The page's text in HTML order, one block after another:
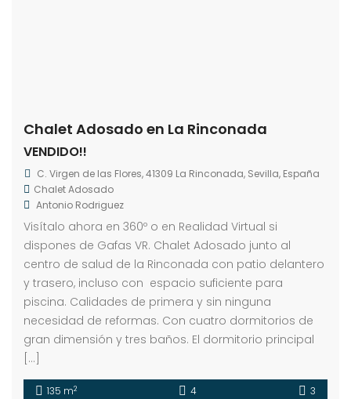
Chalet Adosado en La Rinconada
VENDIDO!!
C. Virgen de las Flores, 41309 La Rinconada, Sevilla, España
Chalet Adosado
Antonio Rodriguez
Visítalo ahora en 360º o en Realidad Virtual si
dispones de Gafas VR. Chalet Adosado junto al
centro de salud de la Rinconada con patio delantero
y trasero, incluso con espacio suficiente para
piscina. Calidades de primera y sin ninguna
necesidad de reformas. Con cuatro dormitorios de
gran dimensión y tres baños. El dormitorio principal
[…]
135 m2 4 3